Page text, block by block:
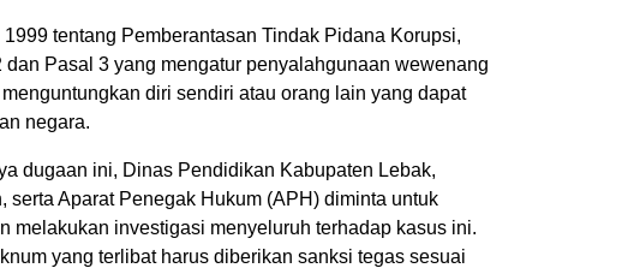
1999 tentang Pemberantasan Tindak Pidana Korupsi,
dan Pasal 3 yang mengatur penyalahgunaan wewenang
diri sendiri atau orang lain yang dapat
negara.
dugaan ini, Dinas Pendidikan Kabupaten Lebak,
serta Aparat Penegak Hukum (APH) diminta untuk
melakukan investigasi menyeluruh terhadap kasus ini.
yang terlibat harus diberikan sanksi tegas sesuai